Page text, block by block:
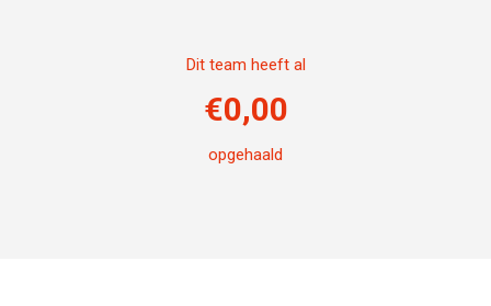
Dit team heeft al
€0,00
opgehaald